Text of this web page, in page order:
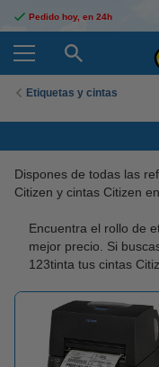
Pedido hoy, en 24h
Etiquetas y cintas
Dispones de todas las
Citizen y cintas Citizen
Encuentra el rollo de
mejor precio. Si
123tinta tus cintas